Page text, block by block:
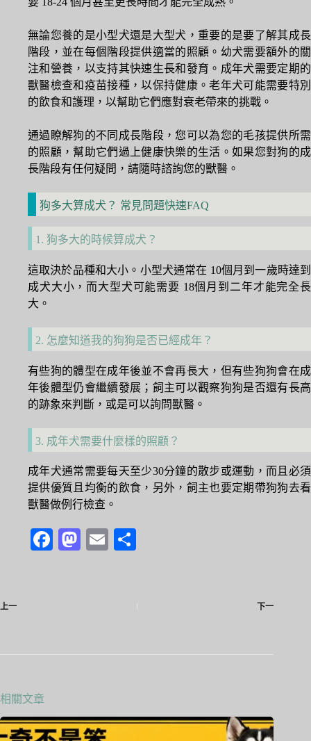
無論您養的是小型犬還是大型犬，重要的是要了解其成長
階段，並在每個階段提供適當的照顧。幼犬需要額外的關
注和營養，以支持其快速生長和發育。成年犬需要定期的
獸醫檢查和疫苗接種，以保持健康。老年犬可能需要特別
的飲食和護理，以幫助它們應對衰老帶來的挑戰。
通過瞭解狗的不同成長階段，您可以為您的毛孩提供所需
的照顧，幫助它們過上健康快樂的生活。如果您對狗的成
長階段有任何疑問，請隨時諮詢您的獸醫。
狗多大算成犬？ 常見問題快速FAQ
1. 狗多大的時候算成犬？
這取決於品種和大小。小型犬通常在 10個月到一歲時達到
成犬大小，而大型犬可能需要 18個月到二年才能完全長
大。
2. 怎麼知道我的狗狗是否已經成年？
有些狗的體型在成年後並不會再長大，但有些狗狗會在成
年後體型仍會繼續發展；飼主可以觀察狗狗是否還有長高
的跡象來判斷，或是可以詢問獸醫。
3. 成年犬需要什麼樣的照顧？
成年犬通常需要每天至少30分鐘的散步或運動，而且必須
提供優質且均衡的飲食，另外，飼主也要定期帶狗狗去看
獸醫做例行檢查。
Fa M
E
上一 下一
相關文章